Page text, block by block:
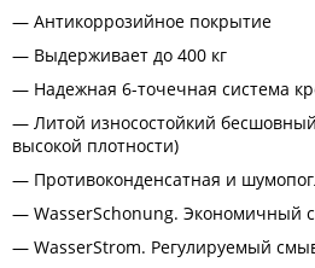
Антикоррозийное покрытие
Выдерживает до 400 кг
Надежная 6-точечная система
Литой износостойкий
высокой плотности)
Противоконденсатная и
WasserSchonung. Экономичный
WasserStrom. Регулируемый